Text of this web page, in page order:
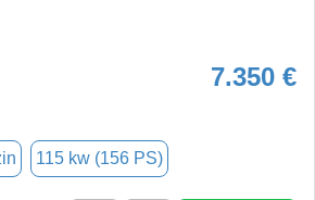
7.350 €
115 kw (156 PS)